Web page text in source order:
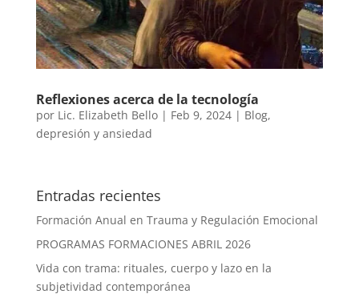
Reflexiones acerca de la tecnología
por Lic. Elizabeth Bello| Feb 9, 2024| Blog,
depresión y ansiedad
Entradas recientes
Formación Anual en Trauma y Regulación Emocional
PROGRAMAS FORMACIONES ABRIL 2026
Vida con trama: rituales, cuerpo y lazo en la
subjetividad contemporánea